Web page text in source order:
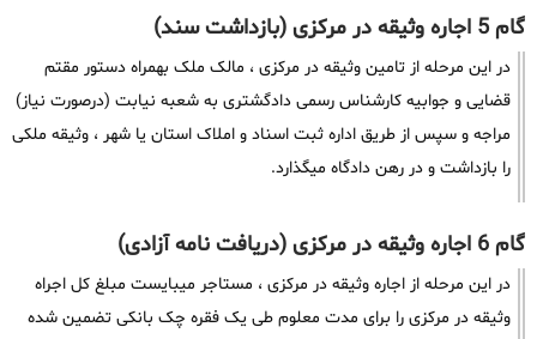
گام 5 اجاره وثیقه در مرکزی (بازداشت سند)
در این مرحله از تامین وثیقه در مرکزی ، مالک ملک بهمراه دستور مقتم
قضایی و جوابیه کارشناس رسمی دادگشتری به شعبه نیابت (درصورت نیاز)
مراجه و سپس از طریق اداره ثبت اسناد و املاک استان یا شهر ، وثیقه ملکی
را بازداشت و در رهن دادگاه میگذارد.
گام 6 اجاره وثیقه در مرکزی (دریافت نامه آزادی)
در این مرحله از اجاره وثیقه در مرکزی ، مستاجر میبایست مبلغ کل اجراه
وثیقه در مرکزی را برای مدت معلوم طی یک فقره چک بانکی تضمین شده